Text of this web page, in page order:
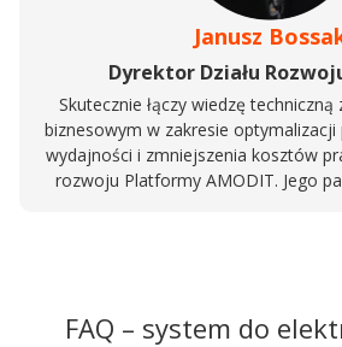
Janusz
Dyrektor Działu
Skutecznie łączy wiedzę
biznesowym w zakresie
wydajności i zmniejszenia kosztów
rozwoju Platformy AMODIT. Jego
FAQ – system do